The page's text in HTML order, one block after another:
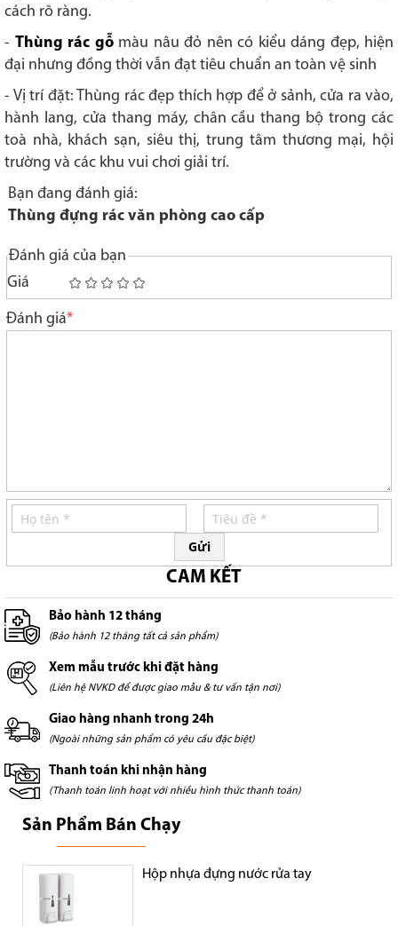
cách rõ ràng.
- Thùng rác gỗmàu nâu đỏ nên có kiểu dáng đẹp, hiện
đại nhưng đồng thời vẫn đạt tiêu chuẩn an toàn vệ sinh
- Vị trí đặt: Thùng rác đẹp thích hợp để ở sảnh, cửa ra vào,
hành lang, cửa thang máy, chân cầu thang bộ trong các
toà nhà, khách sạn, siêu thị, trung tâm thương mại, hội
trường và các khu vui chơi giải trí.
Bạn đang đánh giá:
Thùng đựng rác văn phòng cao cấp
Đánh giá của bạn
Giá
1
star
2
stars
3
stars
4
stars
5
stars
Đánh giá
Gửi
CAM KẾT
Bảo hành 12 tháng
(Bảo hành 12 tháng tất cả sản phẩm)
Xem mẫu trước khi đặt hàng
(Liên hệ NVKD để được giao mẫu & tư vấn tận nơi)
Giao hàng nhanh trong 24h
(Ngoài những sản phẩm có yêu cầu đặc biệt)
Thanh toán khi nhận hàng
(Thanh toán linh hoạt với nhiều hình thức thanh toán)
Sản Phẩm Bán Chạy
Hộp nhựa đựng nước rửa tay